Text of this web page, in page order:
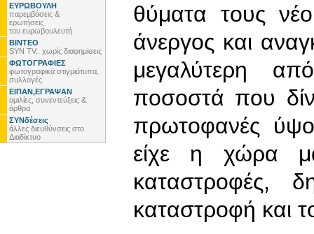
ΕΥΡΩΒΟΥΛΗ
παρεμβάσεις &
ερωτήσεις
του ευρωβουλευτή
ΒΙΝΤΕΟ
SYN TV.. χωρίς διαφημίσεις
ΦΩΤΟΓΡΑΦΙΕΣ
φωτογραφικά στιγμιότυπα,
συλλογές
ΕΙΠΑΝ,ΕΓΡΑΨΑΝ
ομιλίες, συνεντεύξεις &
άρθρα
ΣΥΝδέσεις
άλλες διευθύνσεις στο
Διαδίκτυο
θύματα τους
άνεργος και
μεγαλύτερη
ποσοστά που
πρωτοφανές
είχε η χώρα
καταστροφές,
καταστροφή και